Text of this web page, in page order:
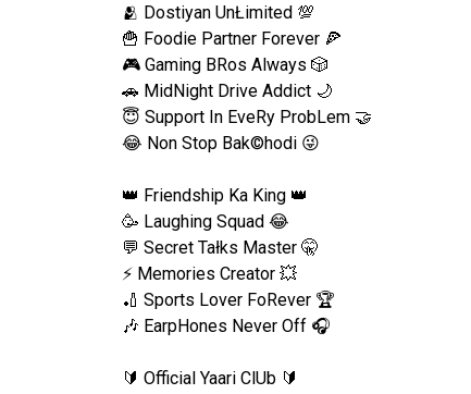
🫂 Dostiyan UnŁimited 💯
🍟 Foodie Partner Forever 🍕
🎮 Gaming BRos Always 🎲
🚗 MidNight Drive Addict 🌙
😇 Support In EveRy ProbLem 🤝
😂 Non Stop Bak©hodi 😜
👑 Friendship Ka King 👑
🥳 Laughing Squad 😂
💬 Secret Tałks Master 🤫
⚡ Memories Creator 💥
🏏 Sports Lover FoRever 🏆
🎶 EarpHones Never Off 🎧
🔰 Official Yaari ClUb 🔰